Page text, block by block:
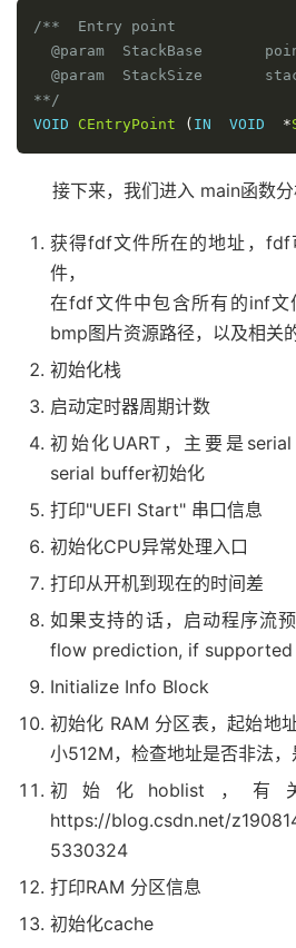
// Provide the Macro with
//mrs    x0, CurrentEL
        cmp    x0
,
        beq
%F3
        cmp    x0
        beq
% F2
        cmp    x0
, #0x4
        bne
.
// EL1 code starts here
1
  beq
_Start
  beq
/* Do not trap any access
/* Note this works only in
  bl
ArmWriteCptr
// msr cptr_el3, x0  // EL3
// 5. 初始化ELX 安全环境
_SetupELx
  mov x0
  orr x0
, # << 0 )
  orr x0
, x0, #(1 << 8 )
  orr x0
, x0 , #( 1 << 10)
  msr scr_el3
,
  msr cptr_el3
, xzr /*
  ldr x0
, CNTFRQ
  msr sctlr_el2
, xzr
...... .省略一部分代码 ......
// 6. 使能 Cache
_EnableCache
#ifdef PRE_SIL
LoadConstantToReg (
  cmn x0
, #
#endif
  bl
ArmInvalidateDataCache
/**  Entry point
@param  StackBase
@param  StackSize
**/
VOID CEntryPoint ( IN  VOID *
接下来，我们进入 main函数
获得fdf文件所在的地址，fdf
件，
在fdf文件中包含所有的inf文
bmp图片资源路径，以及相关
初始化栈
启动定时器周期计数
初始化UART，主要是
serial buffer初始化
打印"UEFI Start" 串口信息
初始化CPU异常处理入口
打印从开机到现在的时间差
如果支持的话，启动程序流
flow prediction, if
Initialize Info Block
初始化 RAM 分区表，起始地
小512M，检查地址是否非法
初始化hoblist，有
https://blog.csdn.net/
5330324
打印RAM 分区信息
初始化cache